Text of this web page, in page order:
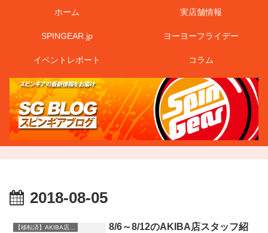
ホーム 実店舗情報
SPINGEAR.jp ヨーヨーフライデー
イベントレポート コラム
2018-08-05
【移転済】AKIBA店情報
8/6～8/12のAKIBA店スタッフ紹